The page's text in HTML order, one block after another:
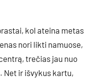
kol ateina metas
nori likti namuose,
trečias jau nuo
Net ir išvykus kartu,